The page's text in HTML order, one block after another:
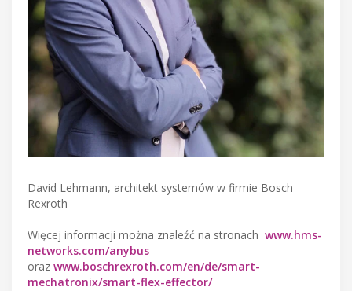
David Lehmann, architekt systemów w firmie Bosch
Rexroth
Więcej informacji można znaleźć na stronach www.hms-
networks.com/anybus
oraz www.boschrexroth.com/en/de/smart-
mechatronix/smart-flex-effector/